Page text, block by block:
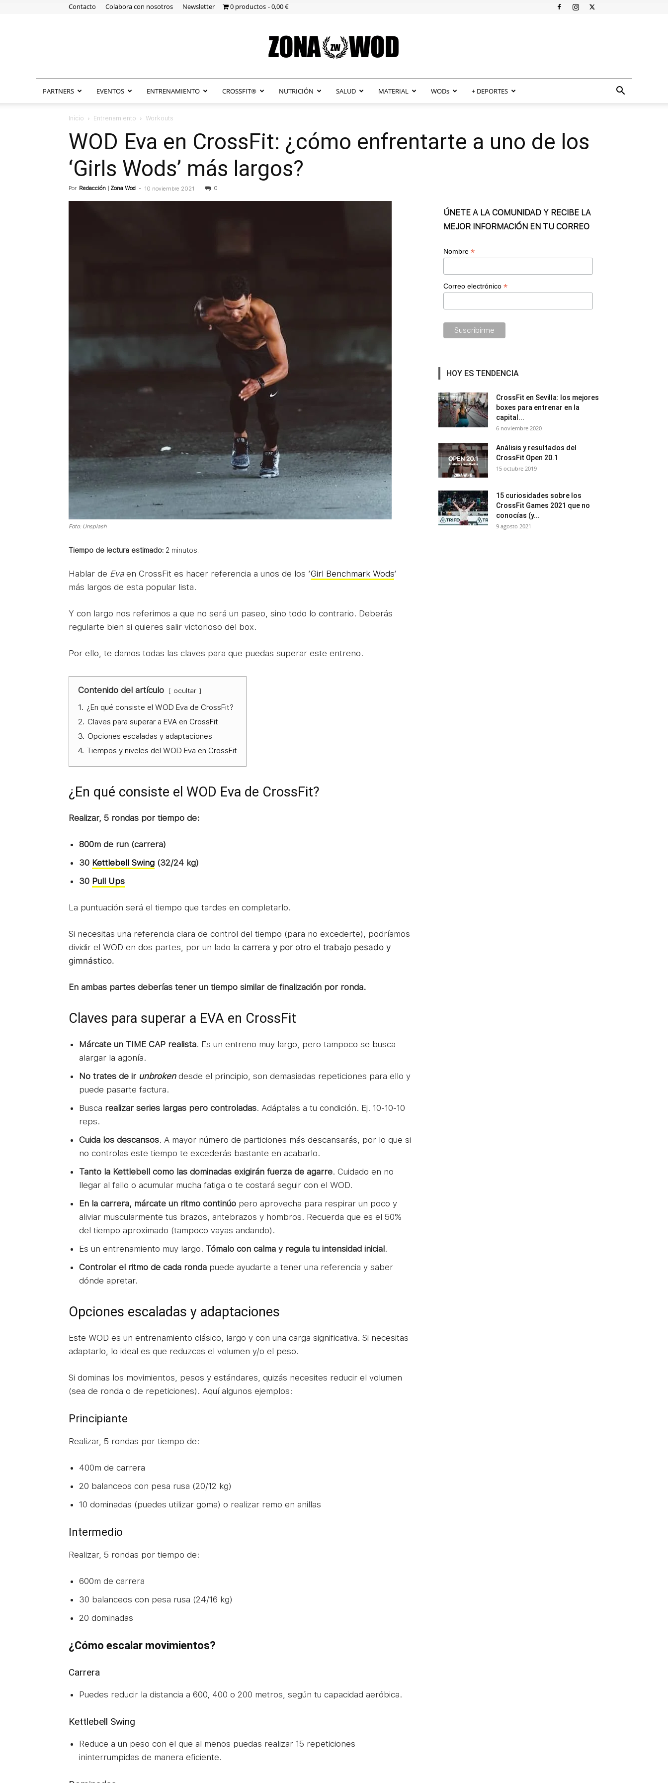
Contacto Colabora con nosotros Newsletter 0 productos 0,00 €
ZonaWOD
PARTNERS EVENTOS ENTRENAMIENTO CROSSFIT® NUTRICIÓN SALUD MATERIAL WODs + DEPORTES
Inicio Entrenamiento Workouts
WOD Eva en CrossFit: ¿cómo enfrentarte a uno de los
‘Girls Wods’ más largos?
Por Redacción | Zona Wod - 10 noviembre 2021 0
Foto: Unsplash
Tiempo de lectura estimado: 2 minutos.
Hablar de Evaen CrossFit es hacer referencia a unos de los ‘Girl Benchmark Wods‘
más largos de esta popular lista.
Y con largo nos referimos a que no será un paseo, sino todo lo contrario. Deberás
regularte bien si quieres salir victorioso del box.
Por ello, te damos todas las claves para que puedas superar este entreno.
Contenido del artículo ocultar
1. ¿En qué consiste el WOD Eva de CrossFit?
2. Claves para superar a EVA en CrossFit
3. Opciones escaladas y adaptaciones
4. Tiempos y niveles del WOD Eva en CrossFit
¿En qué consiste el WOD Eva de CrossFit?
Realizar, 5 rondas por tiempo de:
800m de run (carrera)
30 Kettlebell Swing (32/24 kg)
30 Pull Ups
La puntuación será el tiempo que tardes en completarlo.
Si necesitas una referencia clara de control del tiempo (para no excederte), podríamos
dividir el WOD en dos partes, por un lado la carrera y por otro el trabajo pesado y
gimnástico.
En ambas partes deberías tener un tiempo similar de finalización por ronda.
Claves para superar a EVA en CrossFit
Márcate un TIME CAP realista. Es un entreno muy largo, pero tampoco se busca
alargar la agonía.
No trates de ir unbrokendesde el principio, son demasiadas repeticiones para ello y
puede pasarte factura.
Busca realizar series largas pero controladas. Adáptalas a tu condición. Ej. 10-10-10
reps.
Cuida los descansos. A mayor número de particiones más descansarás, por lo que si
no controlas este tiempo te excederás bastante en acabarlo.
Tanto la Kettlebell como las dominadas exigirán fuerza de agarre. Cuidado en no
llegar al fallo o acumular mucha fatiga o te costará seguir con el WOD.
En la carrera, márcate un ritmo continúo pero aprovecha para respirar un poco y
aliviar muscularmente tus brazos, antebrazos y hombros. Recuerda que es el 50%
del tiempo aproximado (tampoco vayas andando).
Es un entrenamiento muy largo. Tómalo con calma y regula tu intensidad inicial.
Controlar el ritmo de cada ronda puede ayudarte a tener una referencia y saber
dónde apretar.
Opciones escaladas y adaptaciones
Este WOD es un entrenamiento clásico, largo y con una carga significativa. Si necesitas
adaptarlo, lo ideal es que reduzcas el volumen y/o el peso.
Si dominas los movimientos, pesos y estándares, quizás necesites reducir el volumen
(sea de ronda o de repeticiones). Aquí algunos ejemplos:
Principiante
Realizar, 5 rondas por tiempo de:
400m de carrera
20 balanceos con pesa rusa (20/12 kg)
10 dominadas (puedes utilizar goma) o realizar remo en anillas
Intermedio
Realizar, 5 rondas por tiempo de:
600m de carrera
30 balanceos con pesa rusa (24/16 kg)
20 dominadas
¿Cómo escalar movimientos?
Carrera
Puedes reducir la distancia a 600, 400 o 200 metros, según tu capacidad aeróbica.
Kettlebell Swing
Reduce a un peso con el que al menos puedas realizar 15 repeticiones
ininterrumpidas de manera eficiente.
ÚNETE A LA COMUNIDAD Y RECIBE LA
MEJOR INFORMACIÓN EN TU CORREO
Nombre *
Correo electrónico *
HOY ES TENDENCIA
CrossFit en Sevilla: los mejores
boxes para entrenar en la
capital...
6 noviembre 2020
Análisis y resultados del
CrossFit Open 20.1
15 octubre 2019
15 curiosidades sobre los
CrossFit Games 2021 que no
conocías (y...
9 agosto 2021